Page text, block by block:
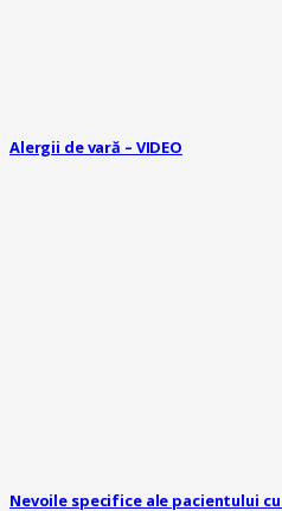
Alergii de vară – VIDEO
Nevoile specifice ale pacientului cu